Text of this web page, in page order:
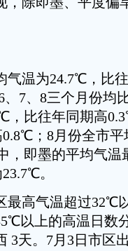
温为24.7℃，比
7、8三个月份均
，比往年同期高
；8月份全市
，即墨的平均气温
。
高气温超过32℃
以上的高温日数
3天。7月3日市区